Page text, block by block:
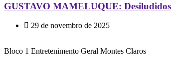
GUSTAVO MAMELUQUE: Desiludidos
29 de novembro de 2025
Bloco 1 Entretenimento Geral Montes Claros